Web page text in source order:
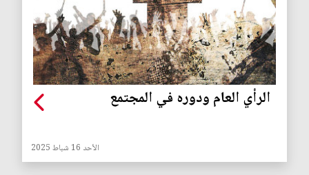
الرأي العام ودوره في المجتمع
الأحد 16 شباط 2025